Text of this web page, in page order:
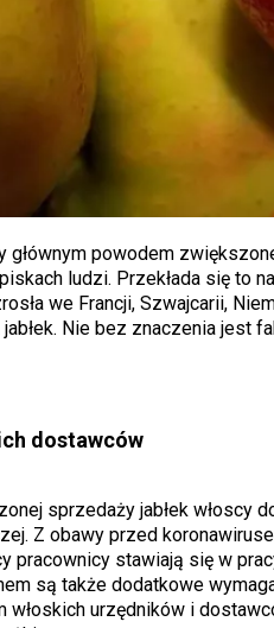
głównym powodem
ludzi. Przekłada się to
we Francji, Szwajcarii,
Nie bez znaczenia jest
dostawców
sprzedaży jabłek włoscy
Z obawy przed
pracownicy stawiają się w
są także dodatkowe
włoskich urzędników i